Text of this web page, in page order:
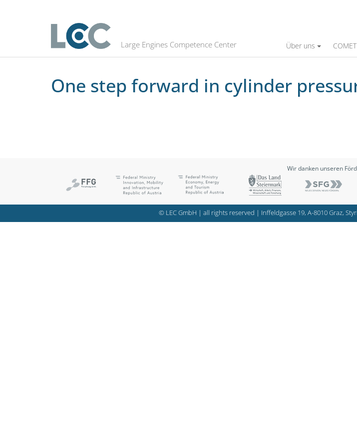
Large Engines Competence Center Über uns COMET
One step forward in cylinder pressure measurement
One step forward in cylinder
Wir danken unseren
© LEC GmbH | all rights reserved | Inffeldgasse 19, A-8010 Graz,